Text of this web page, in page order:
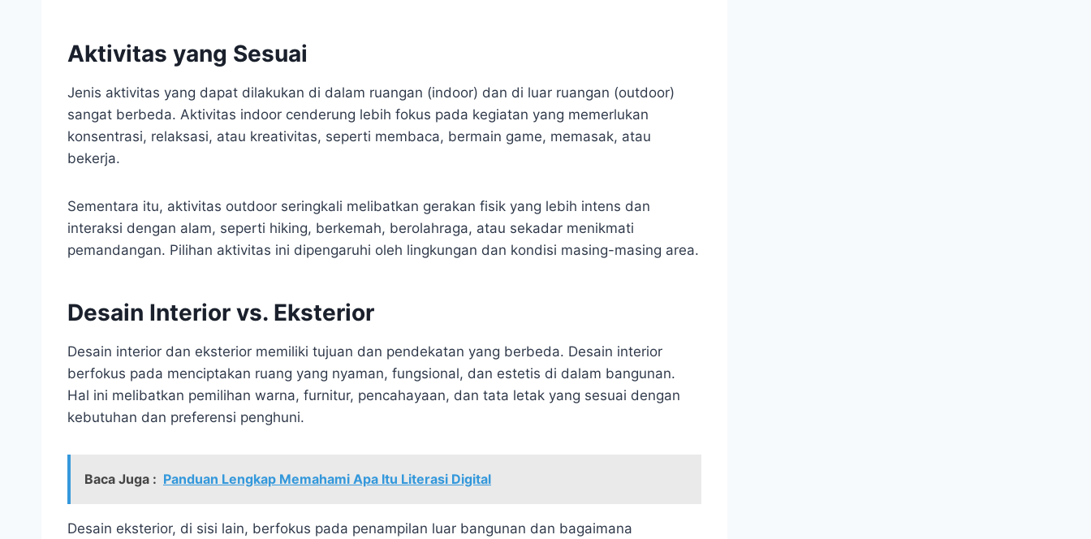
Aktivitas yang Sesuai
Jenis aktivitas yang dapat dilakukan di dalam ruangan (indoor) dan di luar ruangan (outdoor)
sangat berbeda. Aktivitas indoor cenderung lebih fokus pada kegiatan yang memerlukan
konsentrasi, relaksasi, atau kreativitas, seperti membaca, bermain game, memasak, atau
bekerja.
Sementara itu, aktivitas outdoor seringkali melibatkan gerakan fisik yang lebih intens dan
interaksi dengan alam, seperti hiking, berkemah, berolahraga, atau sekadar menikmati
pemandangan. Pilihan aktivitas ini dipengaruhi oleh lingkungan dan kondisi masing-masing area.
Desain Interior vs. Eksterior
Desain interior dan eksterior memiliki tujuan dan pendekatan yang berbeda. Desain interior
berfokus pada menciptakan ruang yang nyaman, fungsional, dan estetis di dalam bangunan.
Hal ini melibatkan pemilihan warna, furnitur, pencahayaan, dan tata letak yang sesuai dengan
kebutuhan dan preferensi penghuni.
Baca Juga : Panduan Lengkap Memahami Apa Itu Literasi Digital
Desain eksterior, di sisi lain, berfokus pada penampilan luar bangunan dan bagaimana